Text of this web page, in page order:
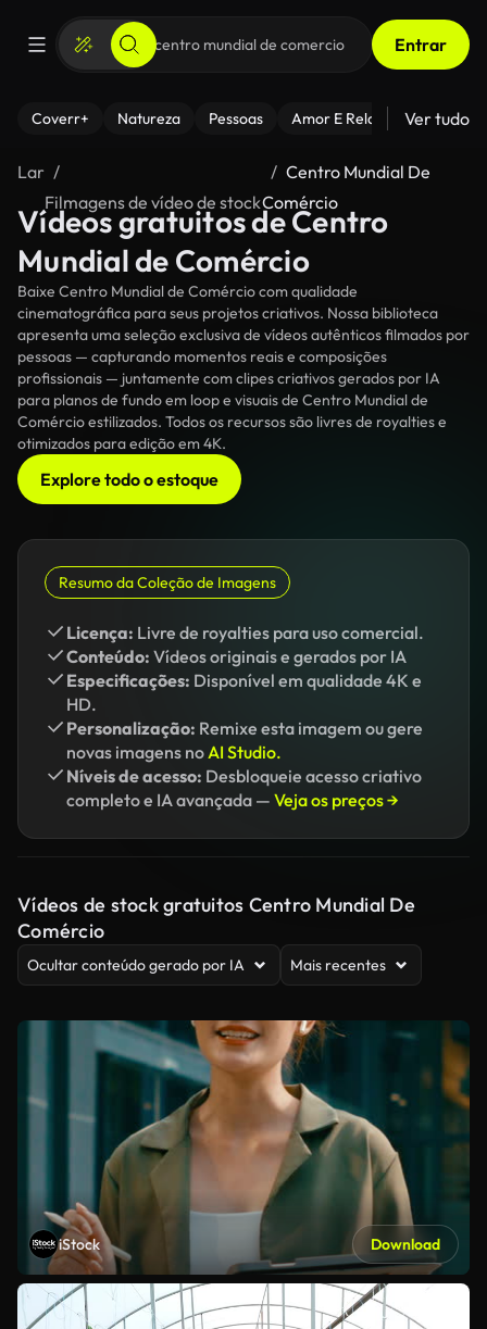
Entrar
Coverr+ Natureza Pessoas Amor E Relacionamentos
Ver tudo
Lar
Filmagens de vídeo de stock
Centro Mundial De
Comércio
Vídeos gratuitos de Centro
Mundial de Comércio
Baixe Centro Mundial de Comércio com qualidade
cinematográfica para seus projetos criativos. Nossa biblioteca
apresenta uma seleção exclusiva de vídeos autênticos filmados por
pessoas — capturando momentos reais e composições
profissionais — juntamente com clipes criativos gerados por IA
para planos de fundo em loop e visuais de Centro Mundial de
Comércio estilizados. Todos os recursos são livres de royalties e
otimizados para edição em 4K.
Explore todo o estoque
Resumo da Coleção de Imagens
Licença: Livre de royalties para uso comercial.
Conteúdo: Vídeos originais e gerados por IA
Especificações: Disponível em qualidade 4K e
HD.
Personalização: Remixe esta imagem ou gere
novas imagens noAI Studio.
Níveis de acesso: Desbloqueie acesso criativo
completo e IA avançada — Veja os preços →
Vídeos de stock gratuitos Centro Mundial De
Comércio
Ocultar conteúdo gerado por IA Mais recentes
iStock Download